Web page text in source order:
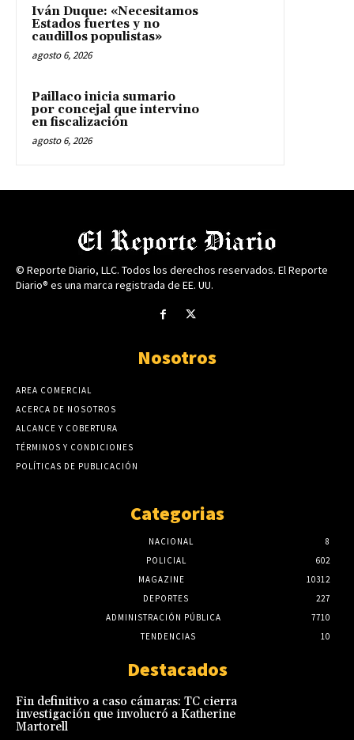
Iván Duque: «Necesitamos
Estados fuertes y no
caudillos populistas»
agosto 6, 2026
Paillaco inicia sumario
por concejal que intervino
en fiscalización
agosto 6, 2026
© Reporte Diario, LLC. Todos los derechos reservados. El Reporte
Diario® es una marca registrada de EE. UU.
Nosotros
AREA COMERCIAL
ACERCA DE NOSOTROS
ALCANCE Y COBERTURA
TÉRMINOS Y CONDICIONES
POLÍTICAS DE PUBLICACIÓN
Categorias
NACIONAL
8
POLICIAL
602
MAGAZINE
10312
DEPORTES
227
ADMINISTRACIÓN PÚBLICA
7710
TENDENCIAS
10
Destacados
Fin definitivo a caso cámaras: TC cierra
investigación que involucró a Katherine
Martorell